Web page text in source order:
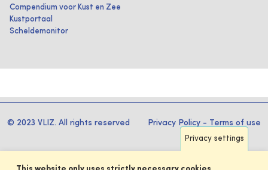
Compendium voor Kust en Zee
Kustportaal
Scheldemonitor
© 2023 VLIZ. All rights reserved Privacy Policy - Terms of use
Privacy settings